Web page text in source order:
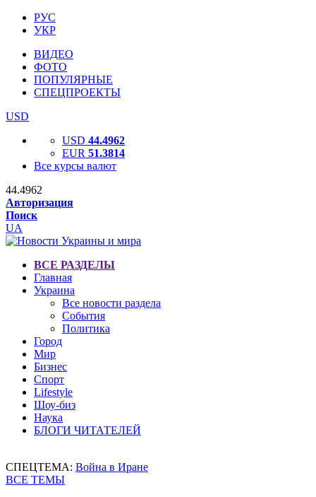
РУС
УКР
ВИДЕО
ФОТО
ПОПУЛЯРНЫЕ
СПЕЦПРОЕКТЫ
USD
USD 44.4962
EUR 51.3814
Все курсы валют
44.4962
Авторизация
Поиск
UA
ВСЕ РАЗДЕЛЫ
Главная
Украина
Все новости раздела
События
Политика
Город
Мир
Бизнес
Спорт
Lifestyle
Шоу-биз
Наука
БЛОГИ ЧИТАТЕЛЕЙ
СПЕЦТЕМА: Война в Иране
ВСЕ ТЕМЫ